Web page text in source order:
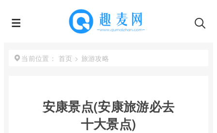
当前位置： 首页 > 旅游攻略
安康景点(安康旅游必去
十大景点)